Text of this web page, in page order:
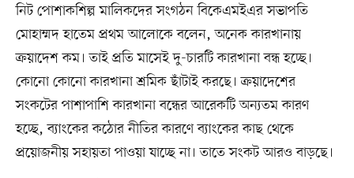
নিট পোশাকশিল্প মালিকদের সংগঠন বিকেএমইএর সভাপতি
মোহাম্মদ হাতেম প্রথম আলোকে বলেন, অনেক কারখানায়
ক্রয়াদেশ কম। তাই প্রতি মাসেই দু-চারটি কারখানা বন্ধ হচ্ছে।
কোনো কোনো কারখানা শ্রমিক ছাঁটাই করছে। ক্রয়াদেশের
সংকটের পাশাপাশি কারখানা বন্ধের আরেকটি অন্যতম কারণ
হচ্ছে, ব্যাংকের কঠোর নীতির কারণে ব্যাংকের কাছ থেকে
প্রয়োজনীয় সহায়তা পাওয়া যাচ্ছে না। তাতে সংকট আরও বাড়ছে।